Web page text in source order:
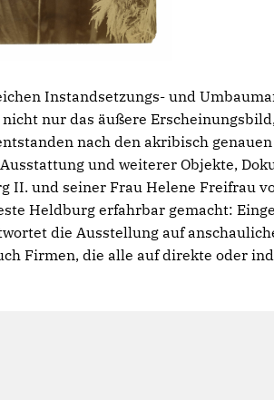
Instandsetzungs- und
nur das äußere
nach den akribisch
und weiterer Objekte,
II. und seiner Frau Helene Freifrau
Heldburg erfahrbar gemacht:
die Ausstellung auf
Firmen, die alle auf direkte oder